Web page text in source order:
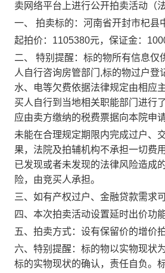
卖网络平台上进行公开拍卖活动（
一、 拍卖标的： 河南省开封市杞县
起拍价： 1105380元，保证金：
二、 特别提醒：标的物所有信息仅
人自行咨询房管部门 ,标的物过户登
水、电等欠费依据法律规定由相应
买人自行到当地相关职能部门进行
应由卖方缴纳的税费票据向本院申
未能在合理规定期限内完成过户、
果，法院及拍辅机构不承担一切费
已发现或者未发现的法律风险造成
险，由竞买人承担。
三、如有产权过户、金融贷款需求
四、本次拍卖活动设置延时出价功
五、拍卖方式：设有保留价的增价
六、特别提醒：标的物以实物现状
标的实物现状的确认，责任自负。